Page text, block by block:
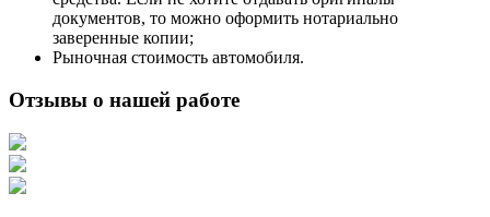
документов, то можно оформить нотариально
заверенные копии;
Рыночная стоимость автомобиля.
Отзывы о нашей работе